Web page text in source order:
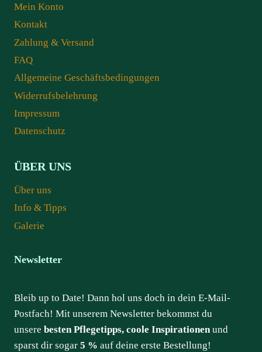
Mein Konto
Kontakt
Zahlung & Versand
FAQ
Allgemeine Geschäftsbedingungen
Widerrufsbelehrung
Impressum
Datenschutz
ÜBER UNS
Über uns
Info & Tipps
Galerie
Newsletter
Bleib up to Date! Dann hol uns doch in dein E-Mail-
Postfach! Mit unserem Newsletter bekommst du
unsere besten Pflegetipps, coole Inspirationenund
sparst dir sogar 5 % auf deine erste Bestellung!